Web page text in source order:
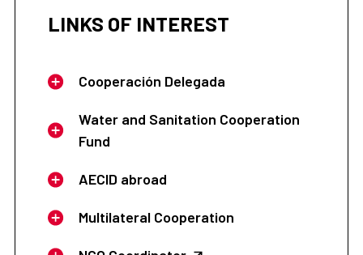
LINKS OF INTEREST
Cooperación Delegada
Water and Sanitation Cooperation
Fund
AECID abroad
Multilateral Cooperation